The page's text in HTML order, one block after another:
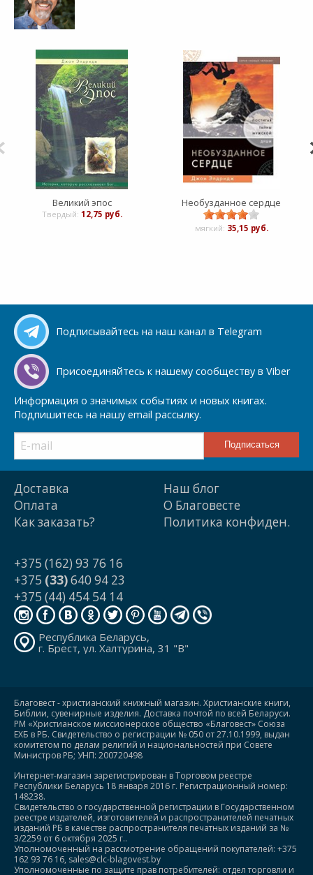
Великий эпос
Твердый: 12,75 руб.
Необузданное сердце
мягкий: 35,15 руб.
Подписывайтесь на наш канал в Telegram
Присоединяйтесь к нашему сообществу в Viber
Информация о значимых событиях и новых книгах.
Подпишитесь на нашу email рассылку.
Доставка
Оплата
Как заказать?
Наш блог
О Благовесте
Политика конфиден.
+375 (162) 93 76 16
+375 (33)640 94 23
+375 (44) 454 54 14
Республика Беларусь,
г. Брест, ул. Халтурина, 31 "В"
Благовест - христианский книжный магазин. Христианские книги,
Библии, сувенирные изделия. Доставка почтой по всей Беларуси.
РМ «Христианское миссионерское общество «Благовест» Союза
ЕХБ в РБ. Свидетельство о регистрации № 050 от 27.10.1999, выдан
комитетом по делам религий и национальностей при Совете
Министров РБ; УНП: 200720498
Интернет-магазин зарегистрирован в Торговом реестре
Республики Беларусь 18 января 2016 г. Регистрационный номер:
148238.
Свидетельство о государственной регистрации в Государственном
реестре издателей, изготовителей и распространителей печатных
изданий РБ в качестве распространителя печатных изданий за №
3/2259 от 6 октября 2025 г..
Уполномоченный на рассмотрение обращений покупателей: +375
162 93 76 16, sales@clc-blagovest.by
Уполномоченные по защите прав потребителей: отдел торговли и